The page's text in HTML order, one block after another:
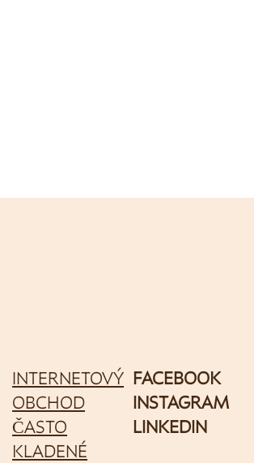
INTERNETOVÝ
OBCHOD
ČASTO
KLADENÉ
FACEBOOK
INSTAGRAM
LINKEDIN